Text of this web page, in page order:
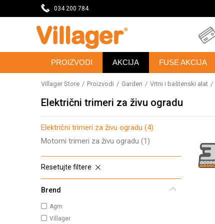
034 200 784DOBRODOŠLI NA VILLAGER ONLINE PRODAVNICU
PROIZVODI AKCIJA FUSE AKCIJA
Villager Store Proizvodi Garden Vrtni i baštenski alat
Električni trimeri za živu ogradu
Električni trimeri za živu ogradu (4)
Motorni trimeri za živu ogradu (1)
Resetujte filtere
Brend
Agm
Villager